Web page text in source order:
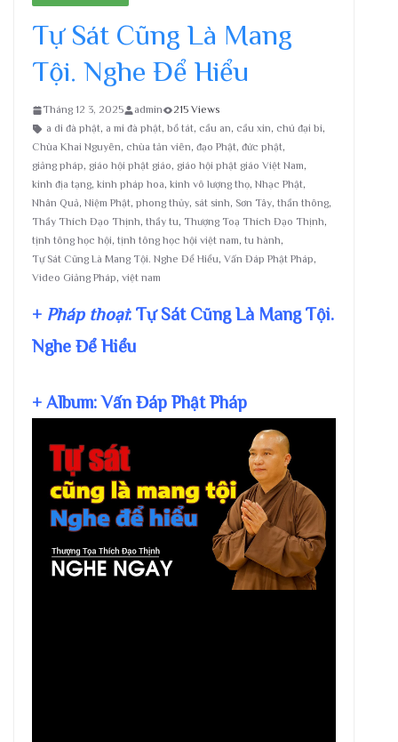
Tự Sát Cũng Là Mang
Tội. Nghe Để Hiểu
Tháng 12 3, 2025 admin
215 Views
a di đà phật, a mi đà phật, bồ tát, cầu an, cầu xin, chú đại bi,
Chùa Khai Nguyên, chùa tản viên, đạo Phật, đức phật,
giảng pháp, giáo hội phật giáo, giáo hội phật giáo Việt Nam,
kinh địa tạng, kinh pháp hoa, kinh vô lượng thọ, Nhạc Phật,
Nhân Quả, Niệm Phật, phong thủy, sát sinh, Sơn Tây, thần thông,
Thầy Thích Đạo Thịnh, thầy tu, Thượng Toạ Thích Đạo Thịnh,
tịnh tông học hội, tịnh tông học hội việt nam, tu hành,
Tự Sát Cũng Là Mang Tội. Nghe Để Hiểu, Vấn Đáp Phật Pháp,
Video Giảng Pháp, việt nam
+ Pháp thoại: Tự Sát Cũng Là Mang Tội.
Nghe Để Hiểu
+ Album: Vấn Đáp Phật Pháp